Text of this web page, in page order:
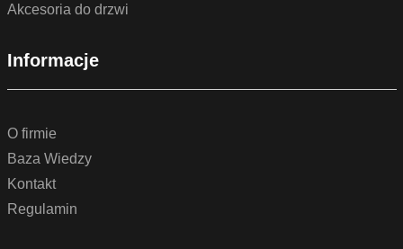
Akcesoria do drzwi
Informacje
O firmie
Baza Wiedzy
Kontakt
Regulamin